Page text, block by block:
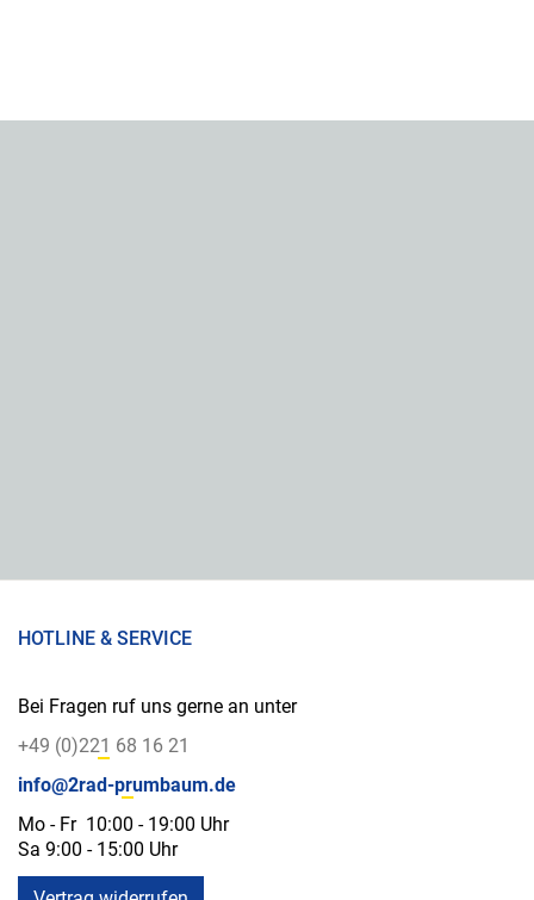
HOTLINE & SERVICE
Bei Fragen ruf uns gerne an unter
+49 (0)221 68 16 21
info@2rad-prumbaum.de
Mo - Fr 10:00 - 19:00 Uhr
Sa 9:00 - 15:00 Uhr